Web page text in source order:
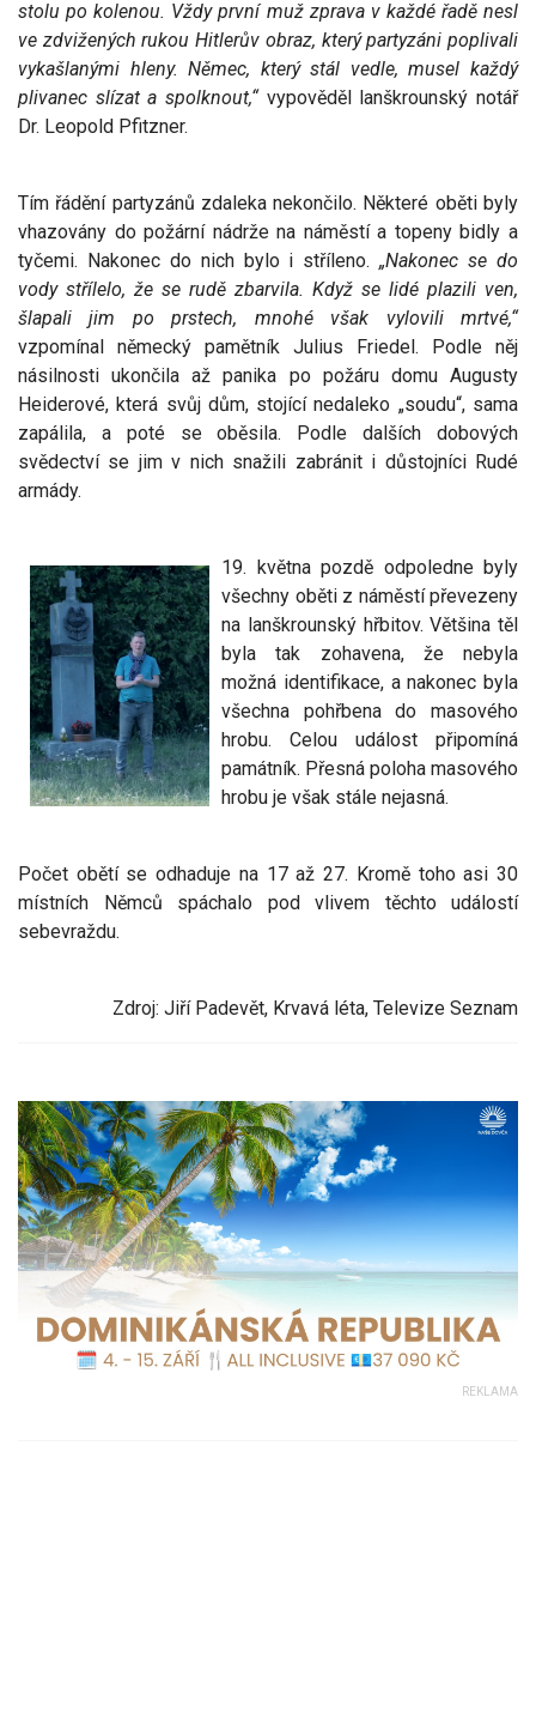
stolu po kolenou. Vždy první muž zprava v každé řadě nesl
ve zdvižených rukou Hitlerův obraz, který partyzáni poplivali
vykašlanými hleny. Němec, který stál vedle, musel každý
plivanec slízat a spolknout,“vypověděl lanškrounský notář
Dr. Leopold Pfitzner.
Tím řádění partyzánů zdaleka nekončilo. Některé oběti byly
vhazovány do požární nádrže na náměstí a topeny bidly a
tyčemi. Nakonec do nich bylo i stříleno.„Nakonec se do
vody střílelo, že se rudě zbarvila. Když se lidé plazili ven,
šlapali jim po prstech, mnohé však vylovili mrtvé,“
vzpomínal německý pamětník Julius Friedel. Podle něj
násilnosti ukončila až panika po požáru domu Augusty
Heiderové, která svůj dům, stojící nedaleko „soudu“, sama
zapálila, a poté se oběsila. Podle dalších dobových
svědectví se jim v nich snažili zabránit i důstojníci Rudé
armády.
19. května pozdě odpoledne byly
všechny oběti z náměstí převezeny
na lanškrounský hřbitov. Většina těl
byla tak zohavena, že nebyla
možná identifikace, a nakonec byla
všechna pohřbena do masového
hrobu. Celou událost připomíná
památník. Přesná poloha masového
hrobu je však stále nejasná.
Počet obětí se odhaduje na 17 až 27. Kromě toho asi 30
místních Němců spáchalo pod vlivem těchto událostí
sebevraždu.
Zdroj: Jiří Padevět, Krvavá léta, Televize Seznam